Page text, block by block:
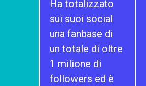
Ha totalizzato
sui suoi social
una fanbase di
un totale di oltre
1 milione di
followers ed è